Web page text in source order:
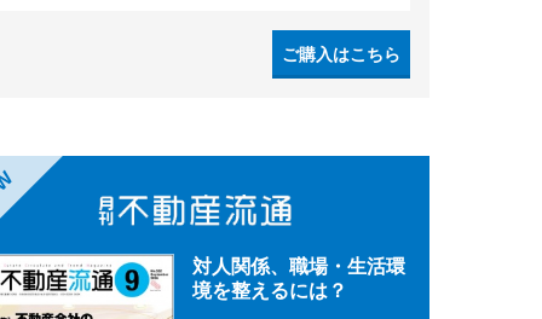
ご購入はこちら
対人関係、職場・生活環
境を整えるには？